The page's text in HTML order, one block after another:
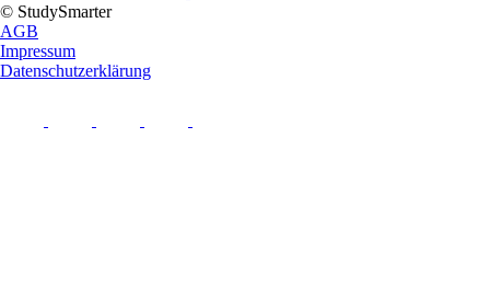
© StudySmarter
AGB
Impressum
Datenschutzerklärung